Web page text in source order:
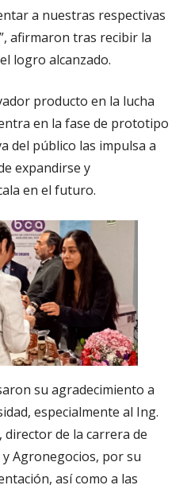
a nuestras respectivas
afirmaron tras recibir la
logro alcanzado.
producto en la lucha
en la fase de prototipo
del público las impulsa a
expandirse y
en el futuro.
su agradecimiento a
especialmente al Ing.
de la carrera de
Agronegocios, por su
así como a las